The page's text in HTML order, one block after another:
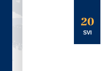
20
SVI